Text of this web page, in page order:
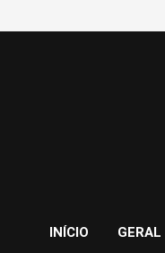
INÍCIO GERAL